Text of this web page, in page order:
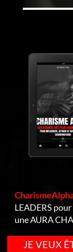
LEADERS
une AURA
JE VEUX